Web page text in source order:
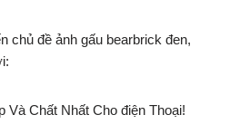
chủ đề ảnh gấu bearbrick đen,
Và Chất Nhất Cho điện Thoại!